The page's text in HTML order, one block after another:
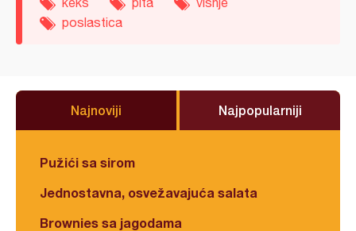
poslastica
Najnoviji Najpopularniji
Pužići sa sirom
Jednostavna, osvežavajuća salata
Brownies sa jagodama